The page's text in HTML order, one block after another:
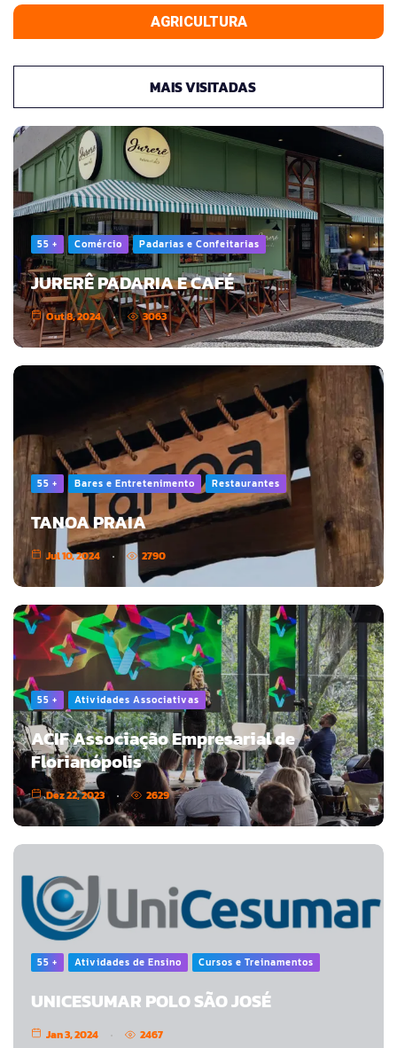
AGRICULTURA
MAIS VISITADAS
55 + Comércio Padarias e Confeitarias
JURERÊ PADARIA E CAFÉ
Out 8, 2024 3063
55 + Bares e Entretenimento Restaurantes
TANOA PRAIA
Jul 10, 2024 2790
55 + Atividades Associativas
ACIF Associação Empresarial de
Florianópolis
Dez 22, 2023 2629
55 + Atividades de Ensino Cursos e Treinamentos
UNICESUMAR POLO SÃO JOSÉ
Jan 3, 2024 2467